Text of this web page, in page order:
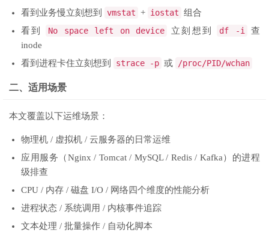
看到业务慢立刻想到
vmstat + iostat 组合
看到
No space left on device 立刻想到 df -i
查
inode
看到进程卡住立刻想到
strace -p 或 /proc/PID/wchan
二、适用场景
本文覆盖以下运维场景：
物理机 / 虚拟机 / 云服务器的日常运维
应用服务（Nginx / Tomcat / MySQL / Redis / Kafka）的进程
级排查
CPU / 内存 / 磁盘 I/O / 网络四个维度的性能分析
进程状态 / 系统调用 / 内核事件追踪
文本处理 / 批量操作 / 自动化脚本